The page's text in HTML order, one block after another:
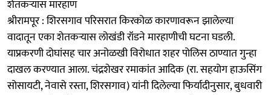
शेतकऱ्यास मारहाण
श्रीरामपूर : शिरसगाव परिसरात किरकोळ कारणावरून झालेल्या
वादातून एका शेतकऱ्यास लोखंडी रॉडने मारहाणीची घटना घडली.
याप्रकरणी दोघांसह चार अनोळखी विरोधात शहर पोलिस ठाण्यात गुन्हा
दाखल करण्यात आला. चंद्रशेखर रमाकांत आदिक (रा. सहयोग हाऊसिंग
सोसायटी, नेवासे रस्ता, शिरसगाव) यांनी दिलेल्या फिर्यादीनुसार, बुधवारी